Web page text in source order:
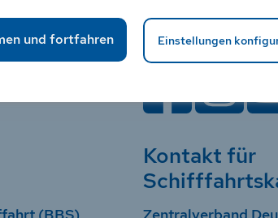
Folge uns!
(BBS)
Kontakt für
Zentralverband
und fortfahren Einstellungen